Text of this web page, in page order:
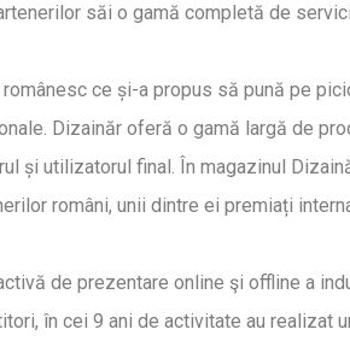
săi o gamă completă de
ce și-a propus să pună pe
Dizainăr oferă o gamă largă de
și utilizatorul final. În magazinul
români, unii dintre ei premiați
de prezentare online şi offline a
în cei 9 ani de activitate au realizat